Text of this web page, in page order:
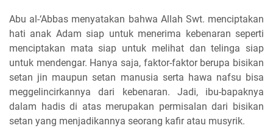
Abu al-‘Abbas menyatakan bahwa Allah Swt. menciptakan
hati anak Adam siap untuk menerima kebenaran seperti
menciptakan mata siap untuk melihat dan telinga siap
untuk mendengar. Hanya saja, faktor-faktor berupa bisikan
setan jin maupun setan manusia serta hawa nafsu bisa
meggelincirkannya dari kebenaran. Jadi, ibu-bapaknya
dalam hadis di atas merupakan permisalan dari bisikan
setan yang menjadikannya seorang kafir atau musyrik.